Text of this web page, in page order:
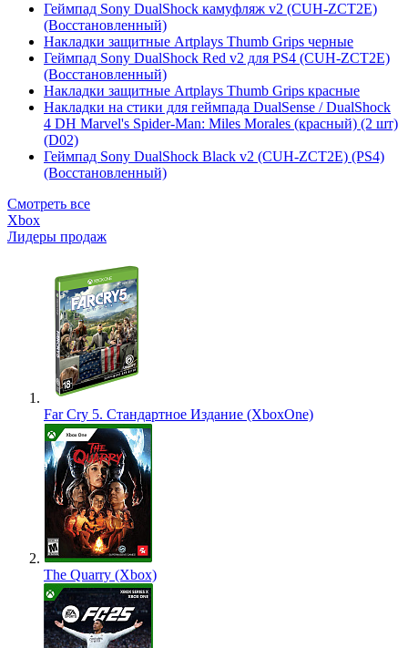
Геймпад Sony DualShock камуфляж v2 (CUH-ZCT2E)
(Восстановленный)
Накладки защитные Artplays Thumb Grips черные
Геймпад Sony DualShock Red v2 для PS4 (CUH-ZCT2E)
(Восстановленный)
Накладки защитные Artplays Thumb Grips красные
Накладки на стики для геймпада DualSense / DualShock
4 DH Marvel's Spider-Man: Miles Morales (красный) (2 шт)
(D02)
Геймпад Sony DualShock Black v2 (CUH-ZCT2E) (PS4)
(Восстановленный)
Смотреть все
Xbox
Лидеры продаж
Far Cry 5. Стандартное Издание (XboxOne)
The Quarry (Xbox)